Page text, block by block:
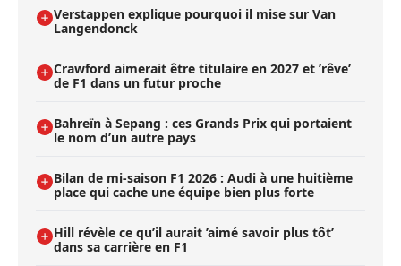
Verstappen explique pourquoi il mise sur Van
Langendonck
Crawford aimerait être titulaire en 2027 et ’rêve’
de F1 dans un futur proche
Bahreïn à Sepang : ces Grands Prix qui portaient
le nom d’un autre pays
Bilan de mi-saison F1 2026 : Audi à une huitième
place qui cache une équipe bien plus forte
Hill révèle ce qu’il aurait ’aimé savoir plus tôt’
dans sa carrière en F1